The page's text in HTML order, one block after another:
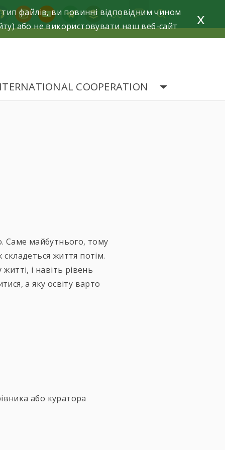
instagramyoutubetelegrambuffer
COOPERATION
Саме майбутнього, тому
життя потім.
і навіть рівень
а яку освіту варто
або куратора
файлів, ви повинні відповідним чином
або не використовувати наш веб-сайт
x